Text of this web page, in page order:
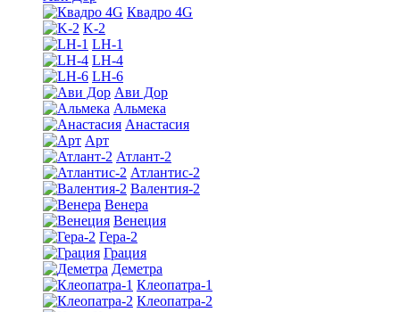
Квадро 4G
K-2
LH-1
LH-4
LH-6
Ави Дор
Альмека
Анастасия
Арт
Атлант-2
Атлантис-2
Валентия-2
Венера
Венеция
Гера-2
Грация
Деметра
Клеопатра-1
Клеопатра-2